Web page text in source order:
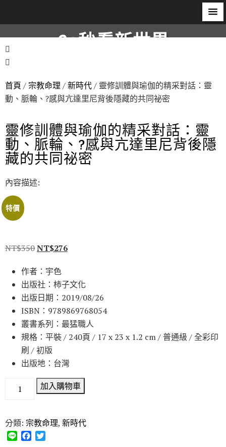
60秒看新世界
首頁 / 宗教命理 /新時代/ 靈修訓體與瑜伽的精采對話：靈
動、脈輪、?感與亢達里尼背後隱藏的共同祕密
靈修訓體與瑜伽的精采對話：靈
動、脈輪、?感與亢達里尼背後隱
藏的共同祕密
內容描述:
特價
NT$350NT$276
作者：宇色
出版社：柿子文化
出版日期：2019/08/26
ISBN：9789869768054
叢書系列：最猛職人
規格：平裝 / 240頁 / 17 x 23 x 1.2 cm / 普通級 / 全彩印
刷 / 初版
出版地：台灣
加入購物車
分類: 宗教命理, 新時代